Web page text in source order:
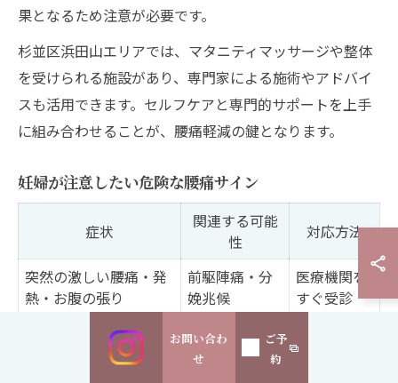
果となるため注意が必要です。
杉並区浜田山エリアでは、マタニティマッサージや整体
を受けられる施設があり、専門家による施術やアドバイ
スも活用できます。セルフケアと専門的サポートを上手
に組み合わせることが、腰痛軽減の鍵となります。
妊婦が注意したい危険な腰痛サイン
症状
関連する可能
性
対応方法
突然の激しい腰痛・発
熱・お腹の張り
前駆陣痛・分
娩兆候
医療機関を
すぐ受診
分娩（または
異常）
至急受診
お問い合わ
せ
ご予
約